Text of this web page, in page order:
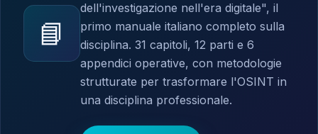
📘
dell'investigazione nell'era digitale", il
primo manuale italiano completo sulla
disciplina. 31 capitoli, 12 parti e 6
appendici operative, con metodologie
strutturate per trasformare l'OSINT in
una disciplina professionale.